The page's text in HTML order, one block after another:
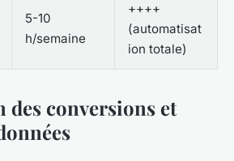
5-10
h/semaine
++++
(automatisat
ion totale)
conversions et